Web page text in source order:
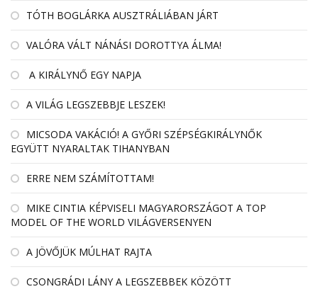
TÓTH BOGLÁRKA AUSZTRÁLIÁBAN JÁRT
VALÓRA VÁLT NÁNÁSI DOROTTYA ÁLMA!
A KIRÁLYNŐ EGY NAPJA
A VILÁG LEGSZEBBJE LESZEK!
MICSODA VAKÁCIÓ! A GYŐRI SZÉPSÉGKIRÁLYNŐK
EGYÜTT NYARALTAK TIHANYBAN
ERRE NEM SZÁMÍTOTTAM!
MIKE CINTIA KÉPVISELI MAGYARORSZÁGOT A TOP
MODEL OF THE WORLD VILÁGVERSENYEN
A JÖVŐJÜK MÚLHAT RAJTA
CSONGRÁDI LÁNY A LEGSZEBBEK KÖZÖTT